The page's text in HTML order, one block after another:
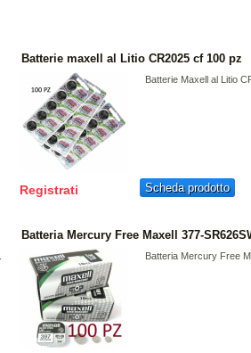
Batterie maxell al Litio CR2025 cf 100 pz
Batterie Maxell al Litio
Registrati Scheda prodotto
Batteria Mercury Free Maxell 377-
Batteria Mercury Free